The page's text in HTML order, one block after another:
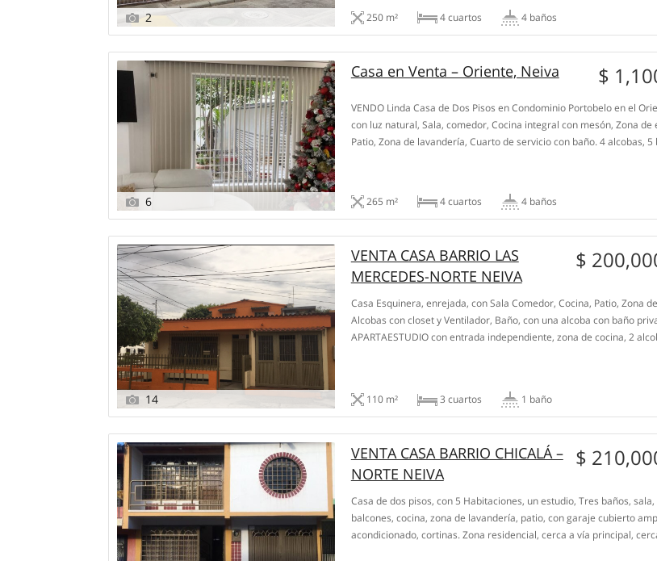
2
250 m²
4 сuartos 4 baños
6
Casa en Venta – Oriente, Neiva $
VENDO Linda Casa de Dos Pisos en Condominio Portobelo en el
con luz natural, Sala, comedor, Cocina integral con mesón, Zona de
Patio, Zona de lavandería, Cuarto de servicio con baño. 4 alcobas, 5
265 m²
4 сuartos 4 baños
14
VENTA CASA BARRIO LAS
MERCEDES-NORTE NEIVA
$
Casa Esquinera, enrejada, con Sala Comedor, Cocina, Patio, Zona
Alcobas con closet y Ventilador, Baño, con una alcoba con baño
APARTAESTUDIO con entrada independiente, zona de cocina, 2
110 m² 3 сuartos 1 baño
VENTA CASA BARRIO CHICALÁ –
NORTE NEIVA
$
Casa de dos pisos, con 5 Habitaciones, un estudio, Tres baños,
balcones, cocina, zona de lavandería, patio, con garaje cubierto
acondicionado, cortinas. Zona residencial, cerca a vía principal,